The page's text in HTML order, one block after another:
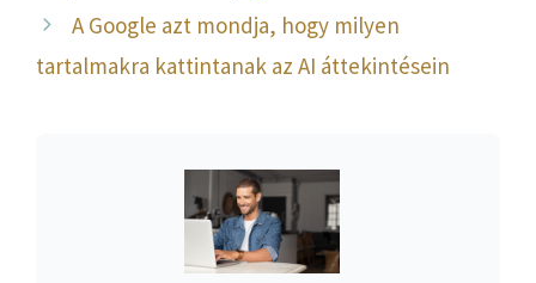
A Google azt mondja, hogy milyen
tartalmakra kattintanak az AI áttekintésein